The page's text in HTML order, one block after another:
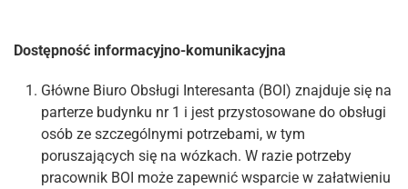
Dostępność informacyjno-komunikacyjna
Główne Biuro Obsługi Interesanta (BOI) znajduje się na
parterze budynku nr 1 i jest przystosowane do obsługi
osób ze szczególnymi potrzebami, w tym
poruszających się na wózkach. W razie potrzeby
pracownik BOI może zapewnić wsparcie w załatwieniu